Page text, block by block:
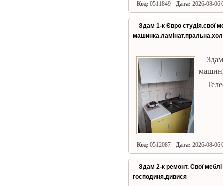
Код: 0511849 Дата: 2026-08-06
Здам 1-к Євро студія.свої
Код: 0512087 Дата: 2026-08-06
Здам 2-к ремонт. Свої
господиня.дивися